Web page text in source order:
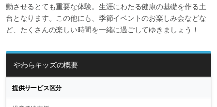
動させるとても重要な体験。生涯にわたる健康の基礎を作る土
台となります。この他にも、季節イベントのお楽しみ会などな
ど、たくさんの楽しい時間を一緒に過ごしてゆきましょう！
やわらキッズの概要
提供サービス区分